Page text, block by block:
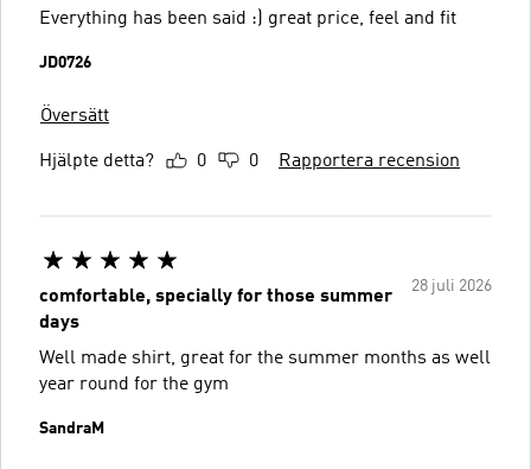
Everything has been said :) great price, feel and fit
JD0726
Översätt
Hjälpte detta? 0 0 Rapportera recension
28 juli 2026
comfortable, specially for those summer
days
Well made shirt, great for the summer months as well
year round for the gym
SandraM